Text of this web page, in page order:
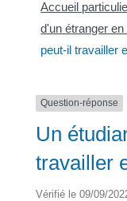
Accueil
d'un étranger
peut-il travailler
Question-réponse
Un
travailler
Vérifié le 09/09/